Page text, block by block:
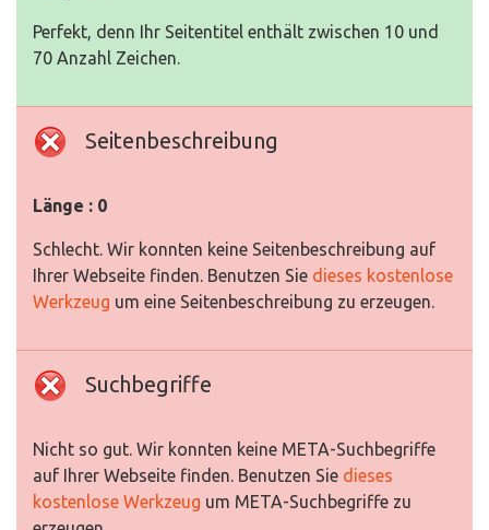
Perfekt, denn Ihr Seitentitel enthält zwischen 10 und
70 Anzahl Zeichen.
Seitenbeschreibung
Länge : 0
Schlecht. Wir konnten keine Seitenbeschreibung auf
Ihrer Webseite finden. Benutzen Sie dieses kostenlose
Werkzeug um eine Seitenbeschreibung zu erzeugen.
Suchbegriffe
Nicht so gut. Wir konnten keine META-Suchbegriffe
auf Ihrer Webseite finden. Benutzen Sie dieses
kostenlose Werkzeug um META-Suchbegriffe zu